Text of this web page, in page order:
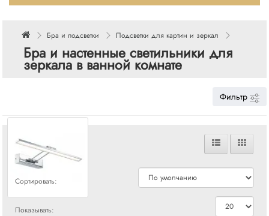
Бра и подсветки Подсветки для картин и зеркал
Бра и настенные светильники для
зеркала в ванной комнате
Фильтр
Сравнения
Сортировать:
Показывать: